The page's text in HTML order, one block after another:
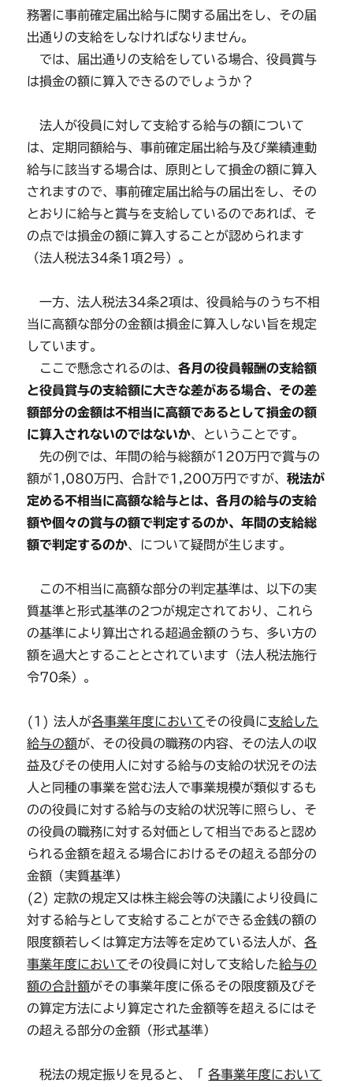
務署に事前確定届出給与に関する届出をし、その届
出通りの支給をしなければなりません。
では、届出通りの支給をしている場合、役員賞与
は損金の額に算入できるのでしょうか？
法人が役員に対して支給する給与の額について
は、定期同額給与、事前確定届出給与及び業績連動
給与に該当する場合は、原則として損金の額に算入
されますので、事前確定届出給与の届出をし、その
とおりに給与と賞与を支給しているのであれば、そ
の点では損金の額に算入することが認められます
（法人税法34条1項2号）。
一方、法人税法34条2項は、役員給与のうち不相
当に高額な部分の金額は損金に算入しない旨を規定
しています。
ここで懸念されるのは、各月の役員報酬の支給額
と役員賞与の支給額に大きな差がある場合、その差
額部分の金額は不相当に高額であるとして損金の額
に算入されないのではないか、ということです。
先の例では、年間の給与総額が120万円で賞与の
額が1,080万円、合計で1,200万円ですが、税法が
定める不相当に高額な給与とは、各月の給与の支給
額や個々の賞与の額で判定するのか、年間の支給総
額で判定するのか、について疑問が生じます。
この不相当に高額な部分の判定基準は、以下の実
質基準と形式基準の2つが規定されており、これら
の基準により算出される超過金額のうち、多い方の
額を過大とすることとされています（法人税法施行
令70条）。
(1) 法人が各事業年度においてその役員に支給した
給与の額が、その役員の職務の内容、その法人の収
益及びその使用人に対する給与の支給の状況その法
人と同種の事業を営む法人で事業規模が類似するも
のの役員に対する給与の支給の状況等に照らし、そ
の役員の職務に対する対価として相当であると認め
られる金額を超える場合におけるその超える部分の
金額（実質基準）
(2) 定款の規定又は株主総会等の決議により役員に
対する給与として支給することができる金銭の額の
限度額若しくは算定方法等を定めている法人が、各
事業年度においてその役員に対して支給した給与の
額の合計額がその事業年度に係るその限度額及びそ
の算定方法により算定された金額等を超えるにはそ
の超える部分の金額（形式基準）
税法の規定振りを見ると、「各事業年度において